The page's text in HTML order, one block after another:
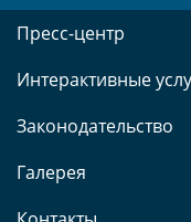
Пресс-центр
Интерактивные
Законодательство
Галерея